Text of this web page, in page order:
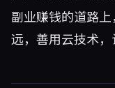
副业赚钱的道路
远，善用云技术，